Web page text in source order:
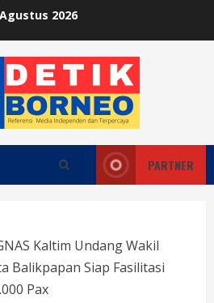
2026
PARTNER
Kaltim Undang Wakil
Balikpapan Siap Fasilitasi
Pax